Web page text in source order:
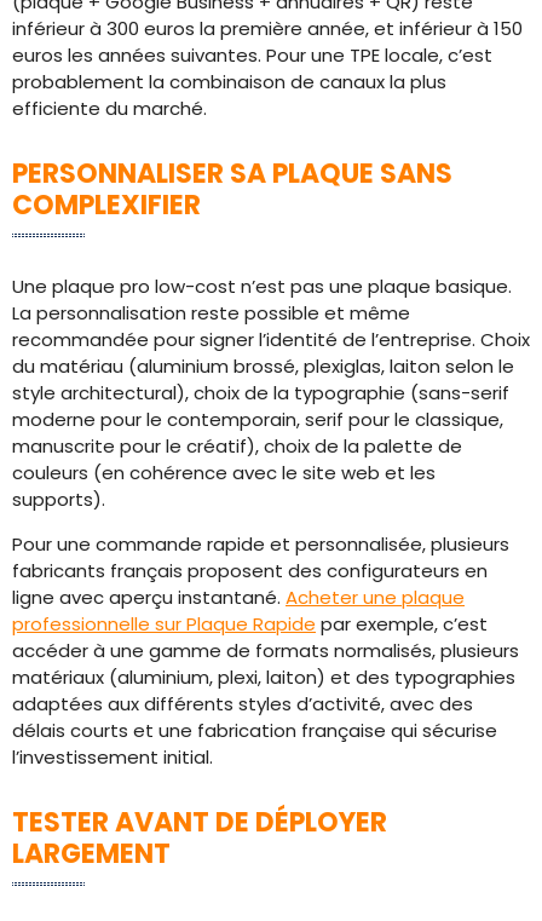
inférieur à 300 euros la première année, et inférieur à 150
euros les années suivantes. Pour une TPE locale, c’est
probablement la combinaison de canaux la plus
efficiente du marché.
PERSONNALISER SA PLAQUE SANS
COMPLEXIFIER
Une plaque pro low-cost n’est pas une plaque basique.
La personnalisation reste possible et même
recommandée pour signer l’identité de l’entreprise. Choix
du matériau (aluminium brossé, plexiglas, laiton selon le
style architectural), choix de la typographie (sans-serif
moderne pour le contemporain, serif pour le classique,
manuscrite pour le créatif), choix de la palette de
couleurs (en cohérence avec le site web et les
supports).
Pour une commande rapide et personnalisée, plusieurs
fabricants français proposent des configurateurs en
ligne avec aperçu instantané. Acheter une plaque
professionnelle sur Plaque Rapide par exemple, c’est
accéder à une gamme de formats normalisés, plusieurs
matériaux (aluminium, plexi, laiton) et des typographies
adaptées aux différents styles d’activité, avec des
délais courts et une fabrication française qui sécurise
l’investissement initial.
TESTER AVANT DE DÉPLOYER
LARGEMENT